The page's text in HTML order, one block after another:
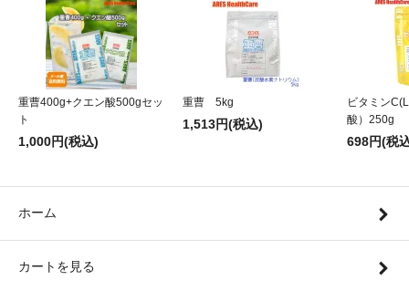
重曹400g+クエン酸500gセッ
ト
1,000円(税込)
重曹 5kg
1,513円(税込)
ビタミン
酸）250g
698円(税
ホーム
カートを見る